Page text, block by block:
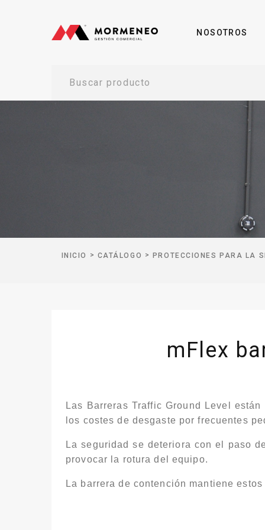
NOSOTROS
Buscar producto
INICIO > CATÁLOGO > PROTECCIONES PARA LA
mFlex
Las Barreras Traffic Ground Level
los costes de desgaste por frecuentes
La seguridad se deteriora con el paso
provocar la rotura del equipo.
La barrera de contención mantiene